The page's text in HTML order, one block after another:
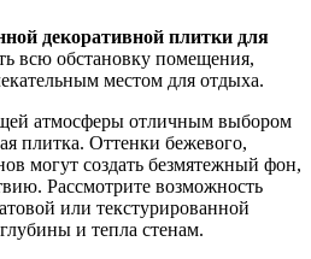
декоративной плитки для
всю обстановку помещения,
местом для отдыха.
атмосферы отличным выбором
плитка. Оттенки бежевого,
могут создать безмятежный фон,
Рассмотрите возможность
или текстурированной
и тепла стенам.